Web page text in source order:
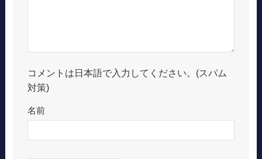
コメントは日本語で入力してください。(スパム
対策)
名前